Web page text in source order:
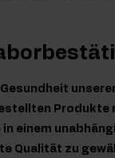
Produkte
einem
Qualität zu